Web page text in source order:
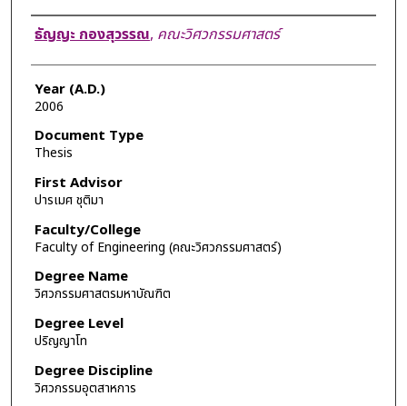
Author
ธัญญะ กองสุวรรณ, คณะวิศวกรรมศาสตร์
Year (A.D.)
2006
Document Type
Thesis
First Advisor
ปารเมศ ชุติมา
Faculty/College
Faculty of Engineering (คณะวิศวกรรมศาสตร์)
Degree Name
วิศวกรรมศาสตรมหาบัณฑิต
Degree Level
ปริญญาโท
Degree Discipline
วิศวกรรมอุตสาหการ